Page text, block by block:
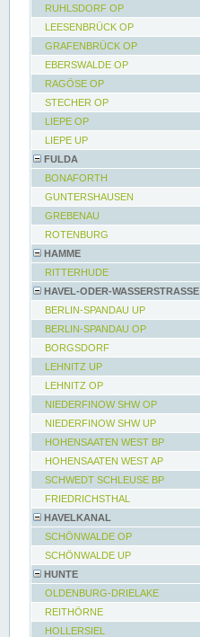
RUHLSDORF OP
LEESENBRÜCK OP
GRAFENBRÜCK OP
EBERSWALDE OP
RAGÖSE OP
STECHER OP
LIEPE OP
LIEPE UP
FULDA
BONAFORTH
GUNTERSHAUSEN
GREBENAU
ROTENBURG
HAMME
RITTERHUDE
HAVEL-ODER-WASSERSTRASSE
BERLIN-SPANDAU UP
BERLIN-SPANDAU OP
BORGSDORF
LEHNITZ UP
LEHNITZ OP
NIEDERFINOW SHW OP
NIEDERFINOW SHW UP
HOHENSAATEN WEST BP
HOHENSAATEN WEST AP
SCHWEDT SCHLEUSE BP
FRIEDRICHSTHAL
HAVELKANAL
SCHÖNWALDE OP
SCHÖNWALDE UP
HUNTE
OLDENBURG-DRIELAKE
REITHÖRNE
HOLLERSIEL